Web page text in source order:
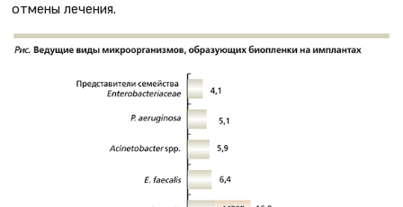
отмены лечения.